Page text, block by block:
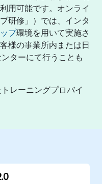
用可能です。オンライ
研修」）では、インタ
プ環境を用いて実施さ
様の事業所内または日
ターにて行うことも
レーニングプロバイ